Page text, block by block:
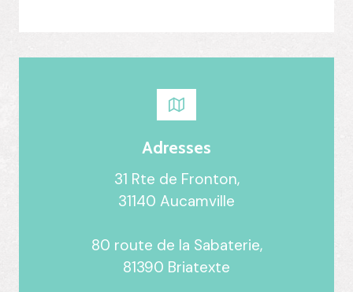
Adresses
31 Rte de Fronton,
31140 Aucamville
80 route de la Sabaterie,
81390 Briatexte